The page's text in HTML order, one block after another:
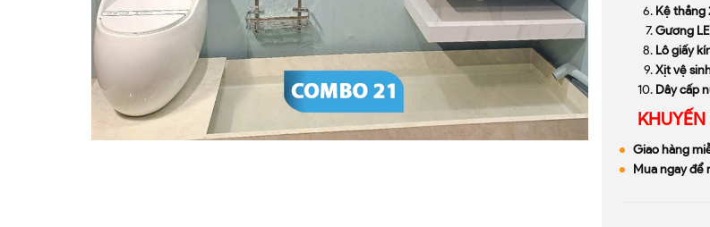
Kệ thẳng
Gương
Lô giấy
Xịt vệ
Dây cấp
KHUYẾN
Giao hàng
Mua ngay để